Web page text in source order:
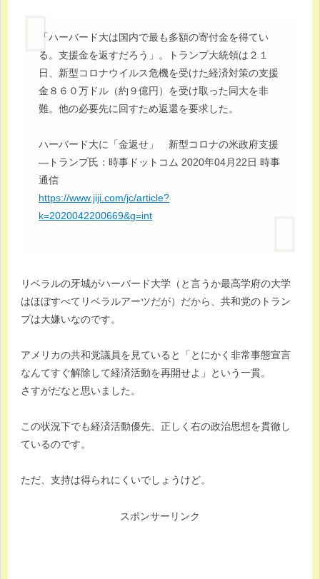
「ハーバード大は国内で最も多額の寄付金を得てい
る。支援金を返すだろう」。トランプ大統領は２１
日、新型コロナウイルス危機を受けた経済対策の支援
金８６０万ドル（約９億円）を受け取った同大を非
難。他の必要先に回すため返還を要求した。
ハーバード大に「金返せ」 新型コロナの米政府支援
―トランプ氏：時事ドットコム 2020年04月22日 時事
通信
https://www.jiji.com/jc/article?
k=2020042200669&g=int
リベラルの牙城がハーバード大学（と言うか最高学府の大学
はほぼすべてリベラルアーツだが）だから、共和党のトラン
プは大嫌いなのです。
アメリカの共和党議員を見ていると「とにかく非常事態宣言
なんてすぐ解除して経済活動を再開せよ」という一貫。
さすがだなと思いました。
この状況下でも経済活動優先、正しく右の政治思想を貫徹し
ているのです。
ただ、支持は得られにくいでしょうけど。
スポンサーリンク